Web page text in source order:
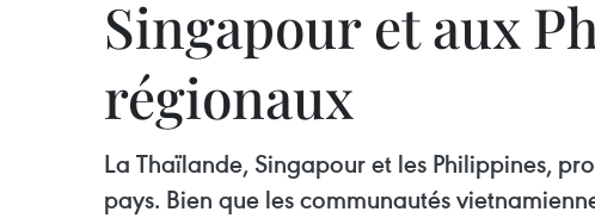
Singapour et aux
régionaux
La Thaïlande, Singapour et les Philippines,
pays. Bien que les communautés